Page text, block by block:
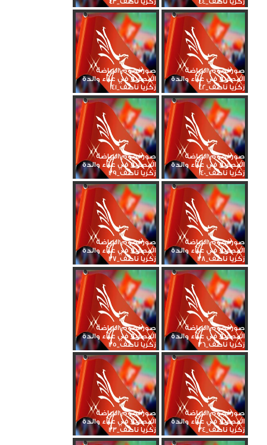
صور نجوم الرياضة
المصرية في عزاء والدة
زكريا ناصف_42
صور نجوم الرياضة
المصرية في عزاء والدة
زكريا ناصف_41
صور نجوم الرياضة
المصرية في عزاء والدة
زكريا ناصف_40
صور نجوم الرياضة
المصرية في عزاء والدة
زكريا ناصف_39
صور نجوم الرياضة
المصرية في عزاء والدة
زكريا ناصف_38
صور نجوم الرياضة
المصرية في عزاء والدة
زكريا ناصف_37
صور نجوم الرياضة
المصرية في عزاء والدة
زكريا ناصف_36
صور نجوم الرياضة
المصرية في عزاء والدة
زكريا ناصف_35
صور نجوم الرياضة
المصرية في عزاء والدة
زكريا ناصف_34
صور نجوم الرياضة
المصرية في عزاء والدة
زكريا ناصف_33